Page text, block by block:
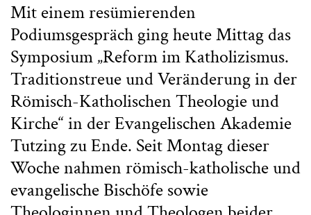
Mit einem resümierenden
Podiumsgespräch ging heute Mittag das
Symposium „Reform im Katholizismus.
Traditionstreue und Veränderung in der
Römisch-Katholischen Theologie und
Kirche“ in der Evangelischen Akademie
Tutzing zu Ende. Seit Montag dieser
Woche nahmen römisch-katholische und
evangelische Bischöfe sowie